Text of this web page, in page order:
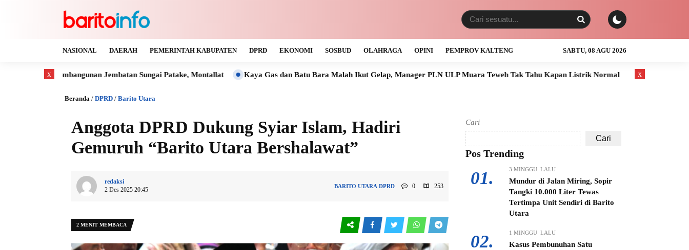
NASIONAL DAERAH PEMERINTAH KABUPATEN DPRD EKONOMI SOSBUD OLAHRAGA OPINI PEMPROV KALTENG SABTU, 08 AGU 2026
Jembatan Sungai Patake, Montallat Kaya Gas dan Batu Bara Malah Ikut Gelap, Manager PLN ULP Muara Teweh Tak Tahu Kapan Listrik Normal Anak Usia 3 Tahun Tewas
Beranda / DPRD / Barito Utara
Anggota DPRD Dukung Syiar Islam, Hadiri
Gemuruh “Barito Utara Bershalawat”
redaksi
2 Des 2025 20:45
BARITO UTARA DPRD 0 253
2 MENIT MEMBACA
Cari
Cari
Pos Trending
01. 3 MINGGU LALU
Mundur di Jalan Miring, Sopir
Tangki 10.000 Liter Tewas
Tertimpa Unit Sendiri di Barito
Utara
02. 1 MINGGU LALU
Kasus Pembunuhan Satu
x x